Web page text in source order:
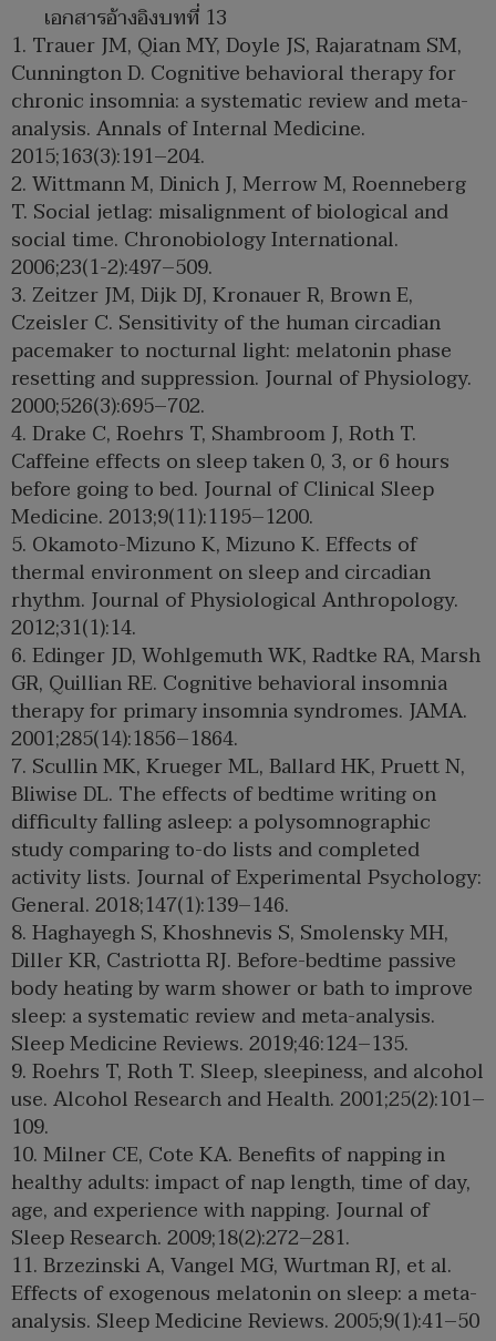
เอกสารอ้างอิงบทที่ 13
1. Trauer JM, Qian MY, Doyle JS, Rajaratnam SM,
Cunnington D. Cognitive behavioral therapy for
chronic insomnia: a systematic review and meta-
analysis. Annals of Internal Medicine.
2015;163(3):191–204.
2. Wittmann M, Dinich J, Merrow M, Roenneberg
T. Social jetlag: misalignment of biological and
social time. Chronobiology International.
2006;23(1-2):497–509.
3. Zeitzer JM, Dijk DJ, Kronauer R, Brown E,
Czeisler C. Sensitivity of the human circadian
pacemaker to nocturnal light: melatonin phase
resetting and suppression. Journal of Physiology.
2000;526(3):695–702.
4. Drake C, Roehrs T, Shambroom J, Roth T.
Caffeine effects on sleep taken 0, 3, or 6 hours
before going to bed. Journal of Clinical Sleep
Medicine. 2013;9(11):1195–1200.
5. Okamoto-Mizuno K, Mizuno K. Effects of
thermal environment on sleep and circadian
rhythm. Journal of Physiological Anthropology.
2012;31(1):14.
6. Edinger JD, Wohlgemuth WK, Radtke RA, Marsh
GR, Quillian RE. Cognitive behavioral insomnia
therapy for primary insomnia syndromes. JAMA.
2001;285(14):1856–1864.
7. Scullin MK, Krueger ML, Ballard HK, Pruett N,
Bliwise DL. The effects of bedtime writing on
difficulty falling asleep: a polysomnographic
study comparing to-do lists and completed
activity lists. Journal of Experimental Psychology:
General. 2018;147(1):139–146.
8. Haghayegh S, Khoshnevis S, Smolensky MH,
Diller KR, Castriotta RJ. Before-bedtime passive
body heating by warm shower or bath to improve
sleep: a systematic review and meta-analysis.
Sleep Medicine Reviews. 2019;46:124–135.
9. Roehrs T, Roth T. Sleep, sleepiness, and alcohol
use. Alcohol Research and Health. 2001;25(2):101–
109.
10. Milner CE, Cote KA. Benefits of napping in
healthy adults: impact of nap length, time of day,
age, and experience with napping. Journal of
Sleep Research. 2009;18(2):272–281.
11. Brzezinski A, Vangel MG, Wurtman RJ, et al.
Effects of exogenous melatonin on sleep: a meta-
analysis. Sleep Medicine Reviews. 2005;9(1):41–50